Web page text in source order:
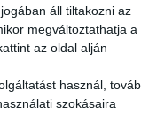
áll tiltakozni az
megváltoztathatja a
az oldal alján
használ,
szokásaira
KISEGÍTŐ